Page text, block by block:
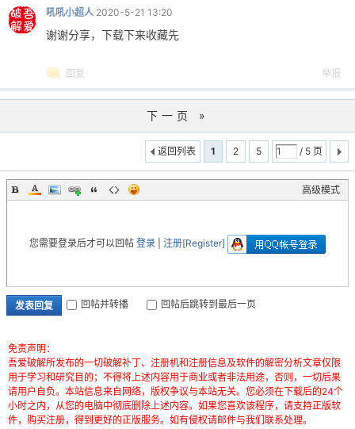
吼吼小超人 2020-5-21 13:20
谢谢分享，下载下来收藏先
回复 举报
下一页 »
1 2 5 / 5 页
返回列表
高级模式
您需要登录后才可以回帖 登录 注册[Register]
发表回复 回帖并转播 回帖后跳转到最后一页
免责声明：
吾爱破解所发布的一切破解补丁、注册机和注册信息及软件的解密分析文章仅限
用于学习和研究目的；不得将上述内容用于商业或者非法用途，否则，一切后果
请用户自负。本站信息来自网络，版权争议与本站无关。您必须在下载后的24个
小时之内，从您的电脑中彻底删除上述内容。如果您喜欢该程序，请支持正版软
件，购买注册，得到更好的正版服务。如有侵权请邮件与我们联系处理。